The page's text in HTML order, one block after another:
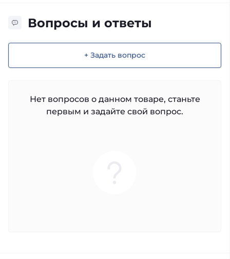
Вопросы и ответы
+ Задать вопрос
Нет вопросов о данном товаре, станьте
первым и задайте свой вопрос.